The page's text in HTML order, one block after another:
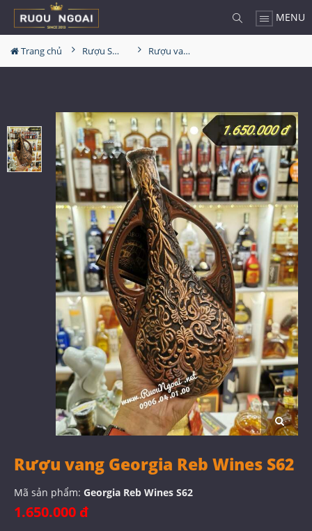
MENU
Trang chủ Rượu Sưu Tầm - Nga Rượu vang Georgia Reb Wines S62
Rượu vang Georgia Reb Wines S62
Mã sản phẩm: Georgia Reb Wines S62
1.650.000 đ